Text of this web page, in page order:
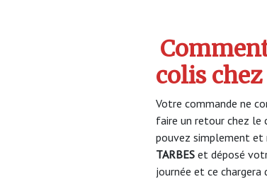
colis chez
Votre commande ne
faire un retour chez le
pouvez simplement et
TARBES et déposé
journée et ce